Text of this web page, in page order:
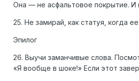
Она — не асфальтовое покрытие. И
25. Не замирай, как статуя, когда
Эпилог
26. Выучи заманчивые слова.
«Я вообще в шоке!» Если этот